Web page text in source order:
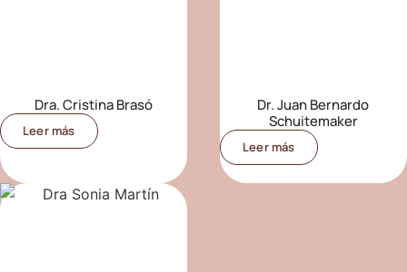
Dra. Cristina Brasó
Leer más
Dr. Juan Bernardo
Schuitemaker
Leer más